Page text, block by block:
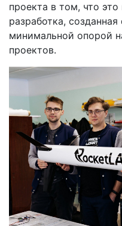
проекта в том, что
разработка,
минимальной опорой
проектов.